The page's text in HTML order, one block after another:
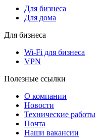
Для бизнеса
Для дома
Для бизнеса
Wi-Fi для бизнеса
VPN
Полезные ссылки
О компании
Новости
Технические работы
Почта
Наши вакансии